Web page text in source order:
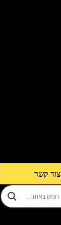
צור קשר